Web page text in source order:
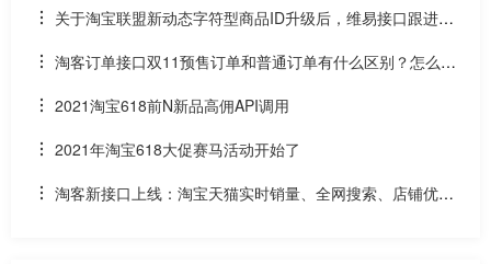
关于淘宝联盟新动态字符型商品ID升级后，维易接口跟进情
况和API调用说明
淘客订单接口双11预售订单和普通订单有什么区别？怎么区
分是淘客双11预售订单是否已付尾款？预售中支付了定金的宝
贝该如何计算佣金
2021淘宝618前N新品高佣API调用
2021年淘宝618大促赛马活动开始了
淘客新接口上线：淘宝天猫实时销量、全网搜索、店铺优惠